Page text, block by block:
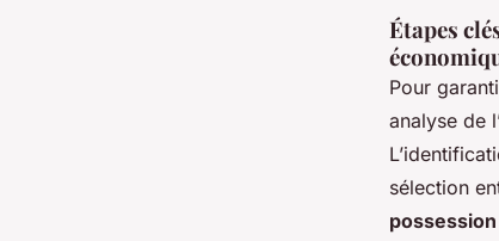
Étapes
Pour
analyse de
sélection
possession